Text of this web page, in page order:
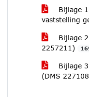
Bijlage
vaststelling
Bijlage
2257211)
Bijlage
(DMS